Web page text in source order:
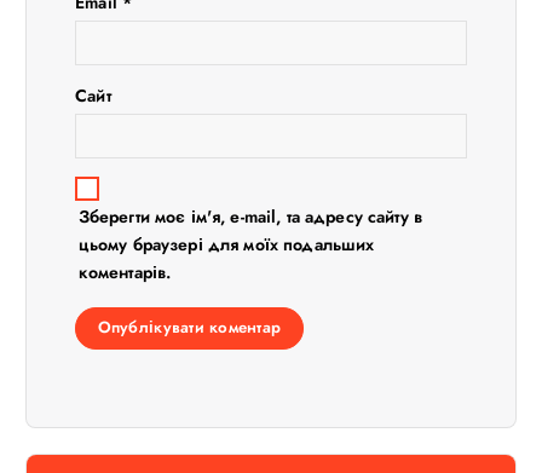
Сайт
Зберегти моє ім'я, e-mail, та адресу сайту в
цьому браузері для моїх подальших
коментарів.